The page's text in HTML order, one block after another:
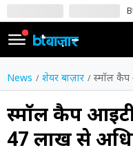
SIGN
IN
Dark
Mode
होम
News शेयर बाज़ार स्मॉल कैप आईटी
स्मॉल कैप
47 लाख से